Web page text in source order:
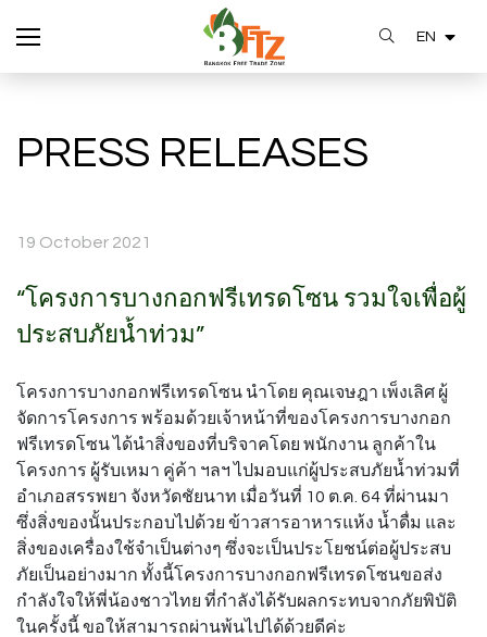
EN
SITE SEARCH
PRESS RELEASES
19 October 2021
“โครงการบางกอกฟรีเทรดโซน รวมใจเพื่อผู้
ประสบภัยน้ำท่วม”
โครงการบางกอกฟรีเทรดโซน นำโดย คุณเจษฎา เพ็งเลิศ ผู้
จัดการโครงการ พร้อมด้วยเจ้าหน้าที่ของโครงการบางกอก
ฟรีเทรดโซน ได้นำสิ่งของที่บริจาคโดย พนักงาน ลูกค้าใน
โครงการ ผู้รับเหมา คู่ค้า ฯลฯ ไปมอบแก่ผู้ประสบภัยน้ำท่วมที่
อำเภอสรรพยา จังหวัดชัยนาท เมื่อวันที่ 10 ต.ค. 64 ที่ผ่านมา
ซึ่งสิ่งของนั้นประกอบไปด้วย ข้าวสารอาหารแห้ง น้ำดื่ม และ
สิ่งของเครื่องใช้จำเป็นต่างๆ ซึ่งจะเป็นประโยชน์ต่อผู้ประสบ
ภัยเป็นอย่างมาก ทั้งนี้โครงการบางกอกฟรีเทรดโซนขอส่ง
กำลังใจให้พี่น้องชาวไทย ที่กำลังได้รับผลกระทบจากภัยพิบัติ
ในครั้งนี้ ขอให้สามารถผ่านพ้นไปได้ด้วยดีค่ะ